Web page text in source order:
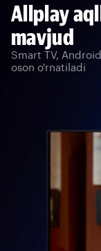
Allplay
mavjud
Smart TV,
oson o'rnatiladi